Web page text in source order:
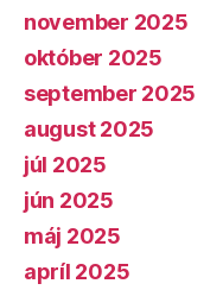
november 2025
október 2025
september 2025
august 2025
júl 2025
jún 2025
máj 2025
apríl 2025